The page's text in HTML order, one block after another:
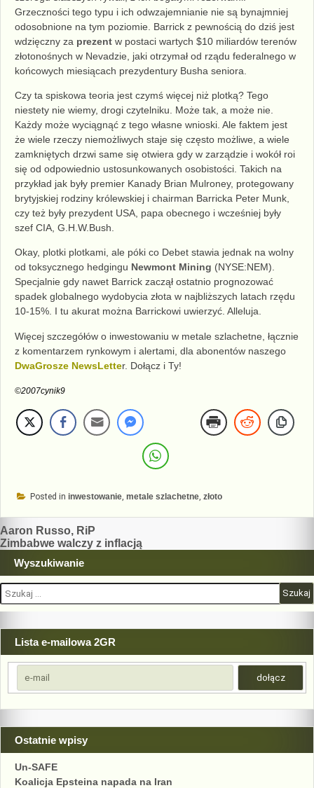
Grzeczności tego typu i ich odwzajemnianie nie są bynajmniej
odosobnione na tym poziomie. Barrick z pewnością do dziś jest
wdzięczny za prezent w postaci wartych $10 miliardów terenów
złotonośnych w Nevadzie, jaki otrzymał od rządu federalnego w
końcowych miesiącach prezydentury Busha seniora.
Czy ta spiskowa teoria jest czymś więcej niż plotką? Tego
niestety nie wiemy, drogi czytelniku. Może tak, a może nie.
Każdy może wyciągnąć z tego własne wnioski. Ale faktem jest
że wiele rzeczy niemożliwych staje się często możliwe, a wiele
zamkniętych drzwi same się otwiera gdy w zarządzie i wokół roi
się od odpowiednio ustosunkowanych osobistości. Takich na
przykład jak były premier Kanady Brian Mulroney, protegowany
brytyjskiej rodziny królewskiej i chairman Barricka Peter Munk,
czy też były prezydent USA, papa obecnego i wcześniej były
szef CIA, G.H.W.Bush.
Okay, plotki plotkami, ale póki co Debet stawia jednak na wolny
od toksycznego hedgingu Newmont Mining (NYSE:NEM).
Specjalnie gdy nawet Barrick zaczął ostatnio prognozować
spadek globalnego wydobycia złota w najbliższych latach rzędu
10-15%. I tu akurat można Barrickowi uwierzyć. Alleluja.
Więcej szczegółów o inwestowaniu w metale szlachetne, łącznie
z komentarzem rynkowym i alertami, dla abonentów naszego
DwaGrosze NewsLetter. Dołącz i Ty!
©2007cynik9
Posted in inwestowanie metale szlachetne złoto
Nawigacja
wpisu
Aaron Russo, RiP
Zimbabwe walczy z inflacją
Wyszukiwanie
Szukaj:
Lista e-mailowa 2GR
Ostatnie wpisy
Un-SAFE
Koalicja Epsteina napada na Iran